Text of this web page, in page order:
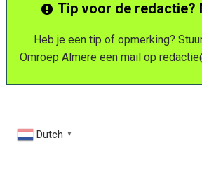
Tip voor de redactie?
Heb je een tip of opmerking?
Omroep Almere een mail op
Dutch ▼